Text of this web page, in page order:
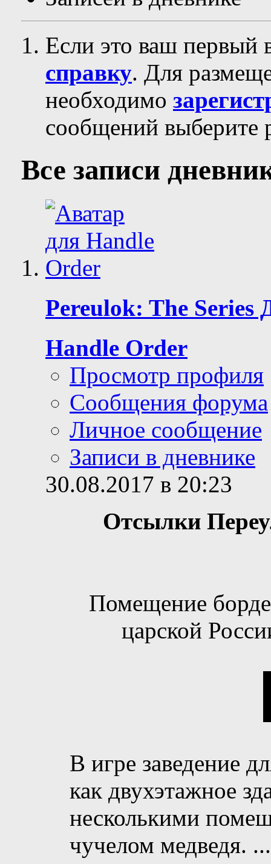
Если это ваш первый
справку. Для
необходимо
сообщений выберите
Все записи
Pereulok: The Series
Handle Order
Просмотр профиля
Сообщения форума
Личное сообщение
Записи в дневнике
30.08.2017 в 20:23
Отсылки
Помещение
царской
В игре заведение
как двухэтажное
несколькими
чучелом медведя. ...